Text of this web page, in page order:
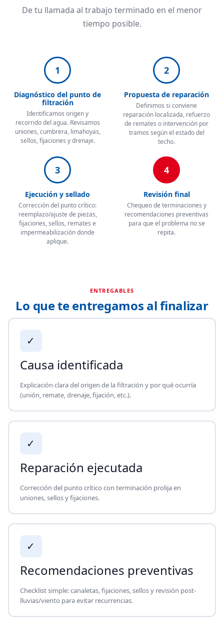
De tu llamada al trabajo terminado en el menor
tiempo posible.
1
Diagnóstico del punto de
filtración
Identificamos origen y
recorrido del agua. Revisamos
uniones, cumbrera, limahoyas,
sellos, fijaciones y drenaje.
2
Propuesta de reparación
Definimos si conviene
reparación localizada, refuerzo
de remates o intervención por
tramos según el estado del
techo.
3
Ejecución y sellado
Corrección del punto crítico:
reemplazo/ajuste de piezas,
fijaciones, sellos, remates e
impermeabilización donde
aplique.
4
Revisión final
Chequeo de terminaciones y
recomendaciones preventivas
para que el problema no se
repita.
ENTREGABLES
Lo que te entregamos al finalizar
✓
Causa identificada
Explicación clara del origen de la filtración y por qué ocurría
(unión, remate, drenaje, fijación, etc.).
✓
Reparación ejecutada
Corrección del punto crítico con terminación prolija en
uniones, sellos y fijaciones.
✓
Recomendaciones preventivas
Checklist simple: canaletas, fijaciones, sellos y revisión post-
lluvias/viento para evitar recurrencias.